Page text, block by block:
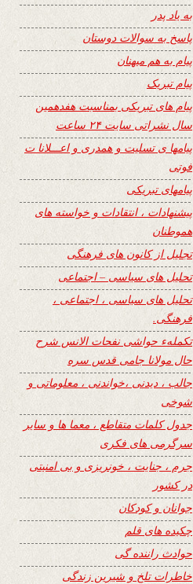
به یاد پدر
پاسخ به سوالات دوستان
پیام به هم میهنان
پیام تبریک
پیام های تبریکی بمناسبت هفدهمین
سال نشراتی سایت ۲۴ ساعت
پیامها ی تسلیت و همدری و اعـــلانا ت
فوتی
پیامهای تبریکی
پیشنهادات ، انتقادات و خواسته های
هموطنان
تجلیل از کانون های فرهنگی
تحلیل های سیاسی – اجتماعی
تحلیل های سیاسی ، اجتماعی ،
فرهنگی.
تکملهء حواشی نفحات الانس شرح
حال مولانا جامی قدس سره
جالب ، دیدنی ،خواندنی ، معلوماتی و
شوخی
جدول کلمات متقاطع ، معما ها و سایر
سرگرمی های فکری
جرم ، جنایت ، خونریزی و بی امنیتی
در کشور
جوانان و کودکان
چکیده های قلم
حوادث راننده گی
خاطرات تلخ و شیرین زندگی